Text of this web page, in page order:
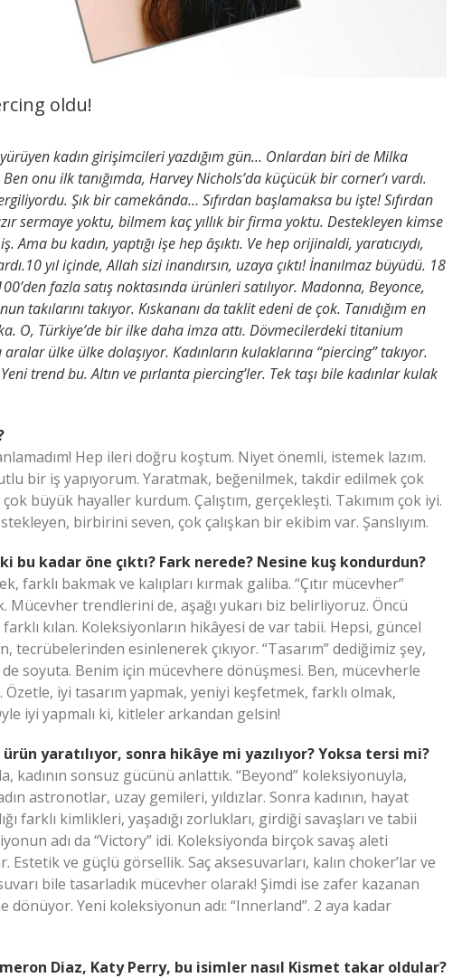
oldu!
kadın girişimcileri yazdığım gün… Onlardan biri de Milka
Ben onu ilk tanığımda, Harvey Nichols’da küçücük bir corner’ı vardı.
Şık bir camekânda… Sıfırdan başlamaksa bu işte! Sıfırdan
sermaye yoktu, bilmem kaç yıllık bir firma yoktu. Destekleyen kimse
Ama bu kadın, yaptığı işe hep âşıktı. Ve hep orijinaldi, yaratıcıydı,
yıl içinde, Allah sizi inandırsın, uzaya çıktı! İnanılmaz büyüdü. 18
fazla satış noktasında ürünleri satılıyor. Madonna, Beyonce,
takılarını takıyor. Kıskananı da taklit edeni de çok. Tanıdığım en
O, Türkiye’de bir ilke daha imza attı. Dövmecilerdeki titanium
ülke ülke dolaşıyor. Kadınların kulaklarına “piercing” takıyor.
trend bu. Altın ve pırlanta piercing’ler. Tek taşı bile kadınlar kulak
Hep ileri doğru koştum. Niyet önemli, istemek lazım.
bir iş yapıyorum. Yaratmak, beğenilmek, takdir edilmek çok
büyük hayaller kurdum. Çalıştım, gerçekleşti. Takımım çok iyi.
birbirini seven, çok çalışkan bir ekibim var. Şanslıyım.
bu kadar öne çıktı? Fark nerede? Nesine kuş kondurdun?
farklı bakmak ve kalıpları kırmak galiba. “Çıtır mücevher”
Mücevher trendlerini de, aşağı yukarı biz belirliyoruz. Öncü
kılan. Koleksiyonların hikâyesi de var tabii. Hepsi, güncel
tecrübelerinden esinlenerek çıkıyor. “Tasarım” dediğimiz şey,
soyuta. Benim için mücevhere dönüşmesi. Ben, mücevherle
iyi tasarım yapmak, yeniyi keşfetmek, farklı olmak,
iyi yapmalı ki, kitleler arkandan gelsin!
ürün yaratılıyor, sonra hikâye mi yazılıyor? Yoksa tersi mi?
kadının sonsuz gücünü anlattık. “Beyond” koleksiyonuyla,
astronotlar, uzay gemileri, yıldızlar. Sonra kadının, hayat
farklı kimlikleri, yaşadığı zorlukları, girdiği savaşları ve tabii
adı da “Victory” idi. Koleksiyonda birçok savaş aleti
ve güçlü görsellik. Saç aksesuvarları, kalın choker’lar ve
bile tasarladık mücevher olarak! Şimdi ise zafer kazanan
dönüyor. Yeni koleksiyonun adı: “Innerland”. 2 aya kadar
Diaz, Katy Perry, bu isimler nasıl Kismet takar oldular?